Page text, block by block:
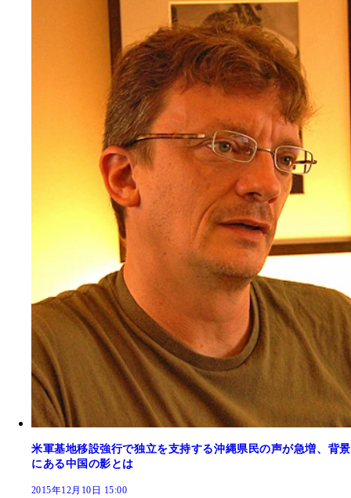
米軍基地移設強行で独立を支持する沖縄県民の声が急増、背景
にある中国の影とは
2015年12月10日 15:00